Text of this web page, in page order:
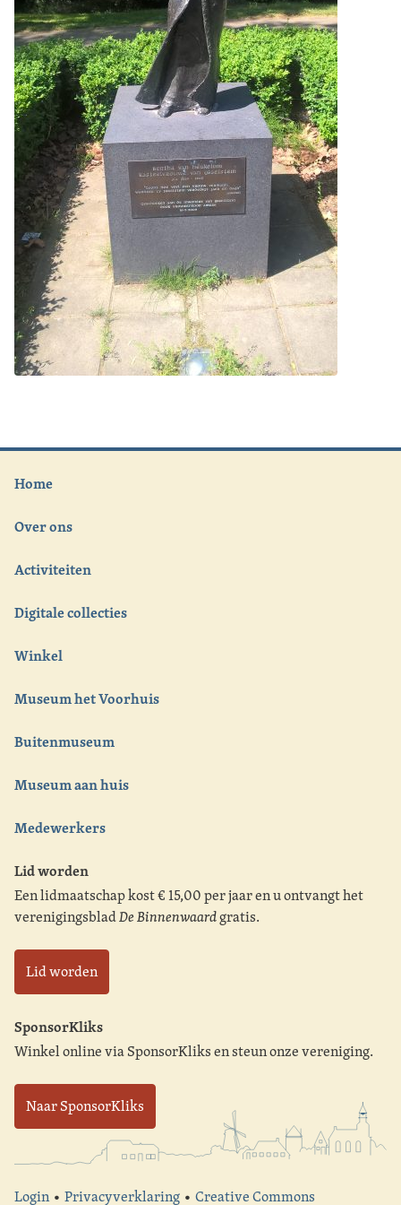
Home
Over ons
Activiteiten
Digitale collecties
Winkel
Museum het Voorhuis
Buitenmuseum
Museum aan huis
Medewerkers
Lid worden
Een lidmaatschap kost € 15,00 per jaar en u ontvangt het
verenigingsbladDe Binnenwaardgratis.
Lid worden
SponsorKliks
Winkel online via SponsorKliks en steun onze vereniging.
Naar SponsorKliks
Login• Privacyverklaring • Creative Commons